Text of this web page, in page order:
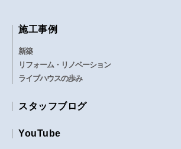
施工事例
新築
リフォーム・リノベーション
ライブハウスの歩み
スタッフブログ
YouTube